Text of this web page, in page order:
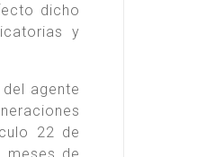
dicho
y
agente
22 de
meses de